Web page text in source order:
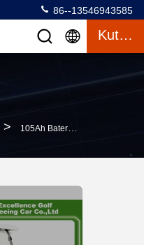
86--13546943585
Kutipan
> 105Ah Baterai Lithium Mobil Golf Powered 2 Kursi AC ATAU DC Golf Cart